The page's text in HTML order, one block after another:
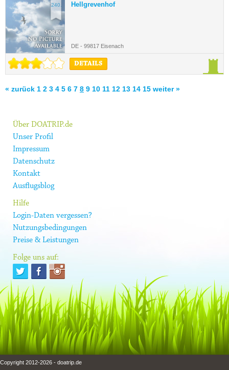
240. Hellgrevenhof
DE - 99817 Eisenach
DETAILS
« zurück 1 2 3 4 5 6 7 8 9 10 11 12 13 14 15 weiter »
Über DOATRIP.de
Unser Profil
Impressum
Datenschutz
Kontakt
Ausflugsblog
Hilfe
Login-Daten vergessen?
Nutzungsbedingungen
Preise & Leistungen
Folge uns auf:
Copyright 2012-2026 - doatrip.de